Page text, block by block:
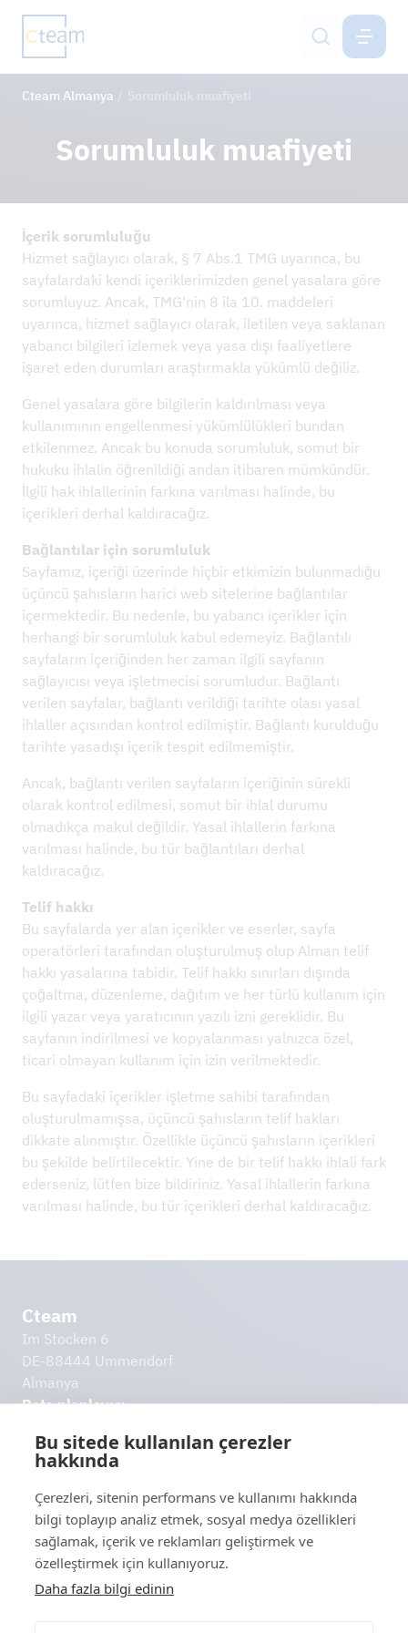
Cep telefonu şebekesi baz istasyonu
Zemin koruma sistemleri
Mühendislik işleri
Netzservice
Kariyer
HABERLER
REFERANS PROJELER
ŞIRKET
SÜRDÜRÜLEBILIRLIK VE IMS
İLETIŞIM
İNDIRMELER
ALMANYA
Cteam Almanya
Sorumluluk muafiyeti
İçerik sorumluluğu
Hizmet sağlayıcı olarak, § 7 Abs.1 TMG uyarınca, bu
sayfalardaki kendi içeriklerimizden genel yasalara göre
sorumluyuz. Ancak, TMG'nin 8 ila 10. maddeleri
uyarınca, hizmet sağlayıcı olarak, iletilen veya saklanan
yabancı bilgileri izlemek veya yasa dışı faaliyetlere
işaret eden durumları araştırmakla yükümlü değiliz.
Genel yasalara göre bilgilerin kaldırılması veya
kullanımının engellenmesi yükümlülükleri bundan
etkilenmez. Ancak bu konuda sorumluluk, somut bir
hukuku ihlalin öğrenildiği andan itibaren mümkündür.
İlgili hak ihlallerinin farkına varılması halinde, bu
içerikleri derhal kaldıracağız.
Bağlantılar için sorumluluk
Sayfamız, içeriği üzerinde hiçbir etkimizin bulunmadığu
üçüncü şahısların harici web sitelerine bağlantılar
içermektedir. Bu nedenle, bu yabancı içerikler için
herhangi bir sorumluluk kabul edemeyiz. Bağlantılı
sayfaların içeriğinden her zaman ilgili sayfanın
sağlayıcısı veya işletmecisi sorumludur. Bağlantı
verilen sayfalar, bağlantı verildiği tarihte olası yasal
ihlaller açısından kontrol edilmiştir. Bağlantı kurulduğu
tarihte yasadışı içerik tespit edilmemiştir.
Ancak, bağlantı verilen sayfaların içeriğinin sürekli
olarak kontrol edilmesi, somut bir ihlal durumu
olmadıkça makul değildir. Yasal ihlallerin farkına
varılması halinde, bu tür bağlantıları derhal
kaldıracağız.
Telif hakkı
Bu sayfalarda yer alan içerikler ve eserler, sayfa
operatörleri tarafından oluşturulmuş olup Alman telif
hakkı yasalarına tabidir. Telif hakkı sınırları dışında
çoğaltma, düzenleme, dağıtım ve her türlü kullanım için
ilgili yazar veya yaratıcının yazılı izni gereklidir. Bu
sayfanın indirilmesi ve kopyalanması yalnızca özel,
ticari olmayan kullanım için izin verilmektedir.
Bu sayfadaki içerikler işletme sahibi tarafından
oluşturulmamışsa, üçüncü şahısların telif hakları
dikkate alınmıştır. Özellikle üçüncü şahısların içerikleri
bu şekilde belirtilecektir. Yine de bir telif hakkı ihlali fark
ederseniz, lütfen bize bildiriniz. Yasal ihlallerin farkına
varılması halinde, bu tür içerikleri derhal kaldıracağız.
Cteam
Im Stocken 6
DE-88444 Ummendorf
Almanya
Rota planlayıcı
+49 7351 44098-0
İndirmeler
Künye
Veri koruma beyanı
Sorumluluk muafiyeti
İletişimde kalalım!
Bu sitede kullanılan çerezler
hakkında
Çerezleri, sitenin performans ve kullanımı hakkında
bilgi toplayıp analiz etmek, sosyal medya özellikleri
sağlamak, içerik ve reklamları geliştirmek ve
özelleştirmek için kullanıyoruz.
Daha fazla bilgi edinin